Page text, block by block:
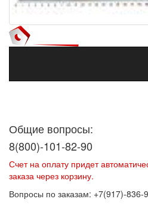
Общие вопросы:
8(800)-101-82-90
Счет на оплату придет
заказа через корзину.
Вопросы по заказам: +7(917)-836-